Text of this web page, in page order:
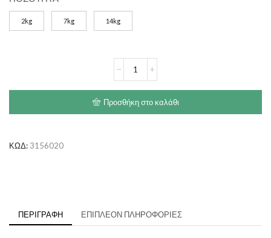
2kg 7kg 14kg
CANIN
Προσθήκη στο καλάθι
ΚΩΔ: 3156020
ΠΕΡΙΓΡΑΦΉ ΕΠΙΠΛΈΟΝ ΠΛΗΡΟΦΟΡΊΕΣ